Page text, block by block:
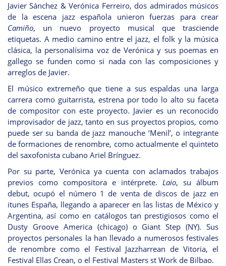
Javier Sánchez & Verónica Ferreiro, dos admirados músicos
de la escena jazz española unieron fuerzas para crear
Camiño, un nuevo proyecto musical que trasciende
etiquetas. A medio camino entre el jazz, el folk y la música
clásica, la personalísima voz de Verónica y sus poemas en
gallego se funden como si nada con las composiciones y
arreglos de Javier.
El músico extremeño que tiene a sus espaldas una larga
carrera como guitarrista, estrena por todo lo alto su faceta
de compositor con este proyecto. Javier es un reconocido
improvisador de jazz, tanto en sus proyectos propios, como
puede ser su banda de jazz manouche ‘Menil’, o integrante
de formaciones de renombre, como actualmente el quinteto
del saxofonista cubano Ariel Brínguez.
Por su parte, Verónica ya cuenta con aclamados trabajos
previos como compositora e intérprete. Laio, su álbum
debut, ocupó el número 1 de venta de discos de jazz en
itunes España, llegando a aparecer en las listas de México y
Argentina, así como en catálogos tan prestigiosos como el
Dusty Groove America (chicago) o Giant Step (NY). Sus
proyectos personales la han llevado a numerosos festivales
de renombre como el Festival Jazzharrean de Vitoria, el
Festival Ellas Crean, o el Festival Masters st Work de Bilbao.